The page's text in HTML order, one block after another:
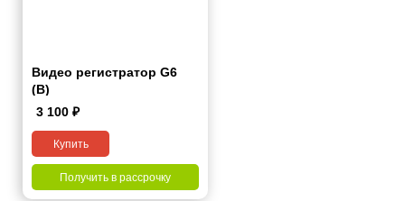
Видео регистратор G6
(B)
3 100 ₽
Купить
Получить в рассрочку